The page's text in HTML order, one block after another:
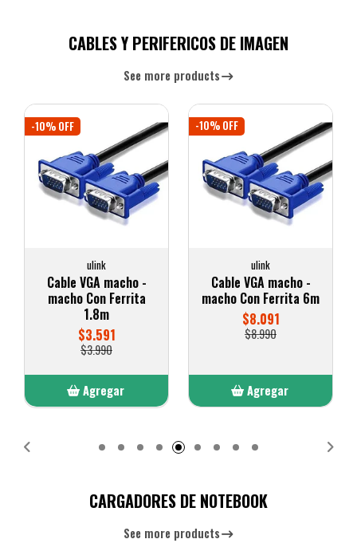
CABLES Y PERIFERICOS DE IMAGEN
See more products
-10% OFF
ulink
Cable VGA macho -
macho Con Ferrita 6m
$8.091
$8.990
Agregar
-10% OFF
ulink
Cable VGA macho -
macho Con Ferrita 3m
$4.491
$4.990
Agregar
CARGADORES DE NOTEBOOK
See more products